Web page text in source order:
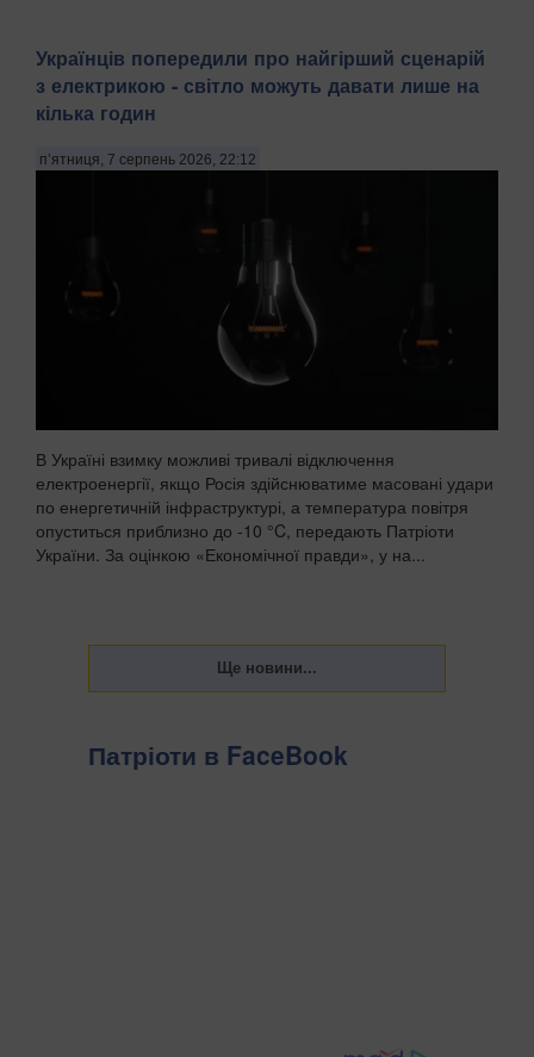
Українців попередили про найгірший сценарій
з електрикою - світло можуть давати лише на
кілька годин
п’ятниця, 7 серпень 2026, 22:12
В Україні взимку можливі тривалі відключення
електроенергії, якщо Росія здійснюватиме масовані удари
по енергетичній інфраструктурі, а температура повітря
опуститься приблизно до -10 °C, передають Патріоти
України. За оцінкою «Економічної правди», у на...
Патріоти в FaceBook